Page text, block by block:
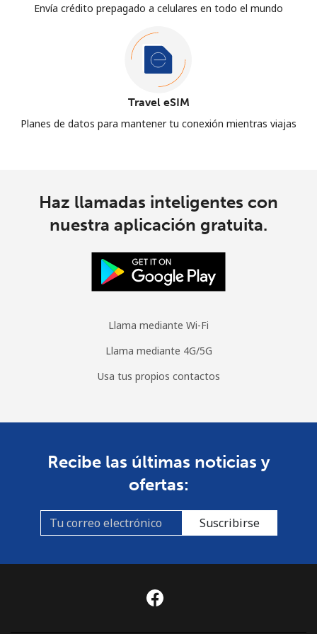
Envía crédito prepagado a celulares en todo el mundo
Travel eSIM
Planes de datos para mantener tu conexión mientras viajas
Haz llamadas inteligentes con
nuestra aplicación gratuita.
Llama mediante Wi-Fi
Llama mediante 4G/5G
Usa tus propios contactos
Recibe las últimas noticias y
ofertas:
Suscribirse